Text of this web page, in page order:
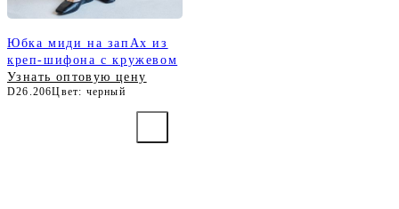
Юбка миди на запАх из
креп-шифона с кружевом
Узнать оптовую цену
D26.206Цвет: черный